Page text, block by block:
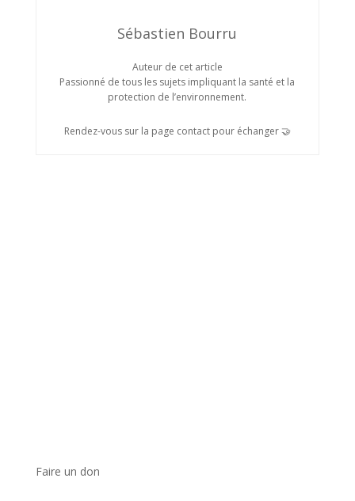
Sébastien Bourru
Auteur de cet article
Passionné de tous les sujets impliquant la santé et la
protection de l’environnement.
Rendez-vous sur la page contact pour échanger 🤝
Faire un don